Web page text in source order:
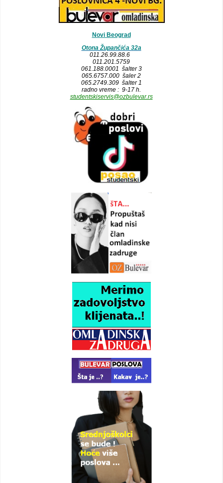
Novi Beograd
Otona Župančića 32a
011.26.99.88.6
011.201.5759
061.188.0001 šalter 3
065.6757.000 šaler 2
065.2749.309 šalter 1
radno vreme : 9-17 h.
studentskiservis@ozbulevar.rs